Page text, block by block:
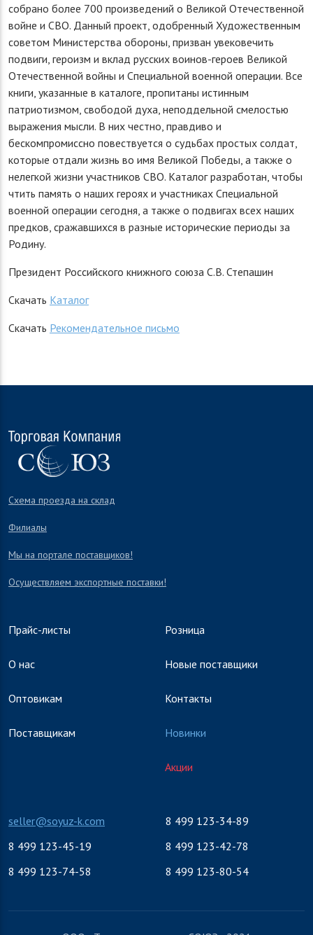
собрано более 700 произведений о Великой Отечественной
войне и СВО. Данный проект, одобренный Художественным
советом Министерства обороны, призван увековечить
подвиги, героизм и вклад русских воинов-героев Великой
Отечественной войны и Специальной военной операции. Все
книги, указанные в каталоге, пропитаны истинным
патриотизмом, свободой духа, неподдельной смелостью
выражения мысли. В них честно, правдиво и
бескомпромиссно повествуется о судьбах простых солдат,
которые отдали жизнь во имя Великой Победы, а также о
нелегкой жизни участников СВО. Каталог разработан, чтобы
чтить память о наших героях и участниках Специальной
военной операции сегодня, а также о подвигах всех наших
предков, сражавшихся в разные исторические периоды за
Родину.
Президент Российского книжного союза С.В. Степашин
Скачать Каталог
Скачать Рекомендательное письмо
Схема проезда на склад
Филиалы
Мы на портале поставщиков!
Осуществляем экспортные поставки!
Прайс-листы
О нас
Оптовикам
Поставщикам
Розница
Новые поставщики
Контакты
Новинки
Акции
seller@soyuz-k.com
8 499 123-34-89
8 499 123-45-19
8 499 123-42-78
8 499 123-74-58
8 499 123-80-54